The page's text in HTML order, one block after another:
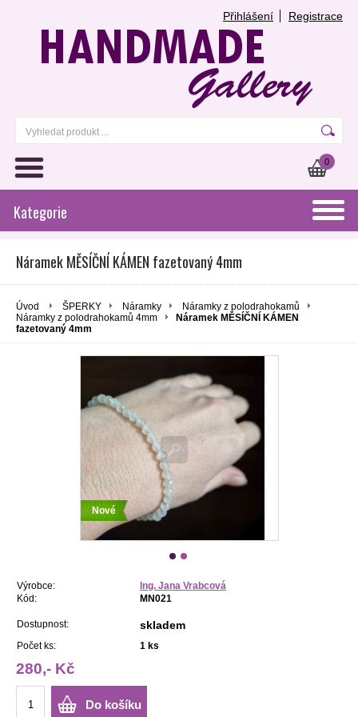
Přihlášení Registrace
0
Kategorie
Náramek MĚSÍČNÍ KÁMEN fazetovaný 4mm
Úvod ŠPERKY Náramky
Náramky z polodrahokamů
Náramky z polodrahokamů 4mm
Náramek MĚSÍČNÍ KÁMEN
fazetovaný 4mm
Nové
Výrobce:
Ing. Jana Vrabcová
Kód:
MN021
Dostupnost: skladem
Počet ks: 1 ks
280,- Kč
Do košíku